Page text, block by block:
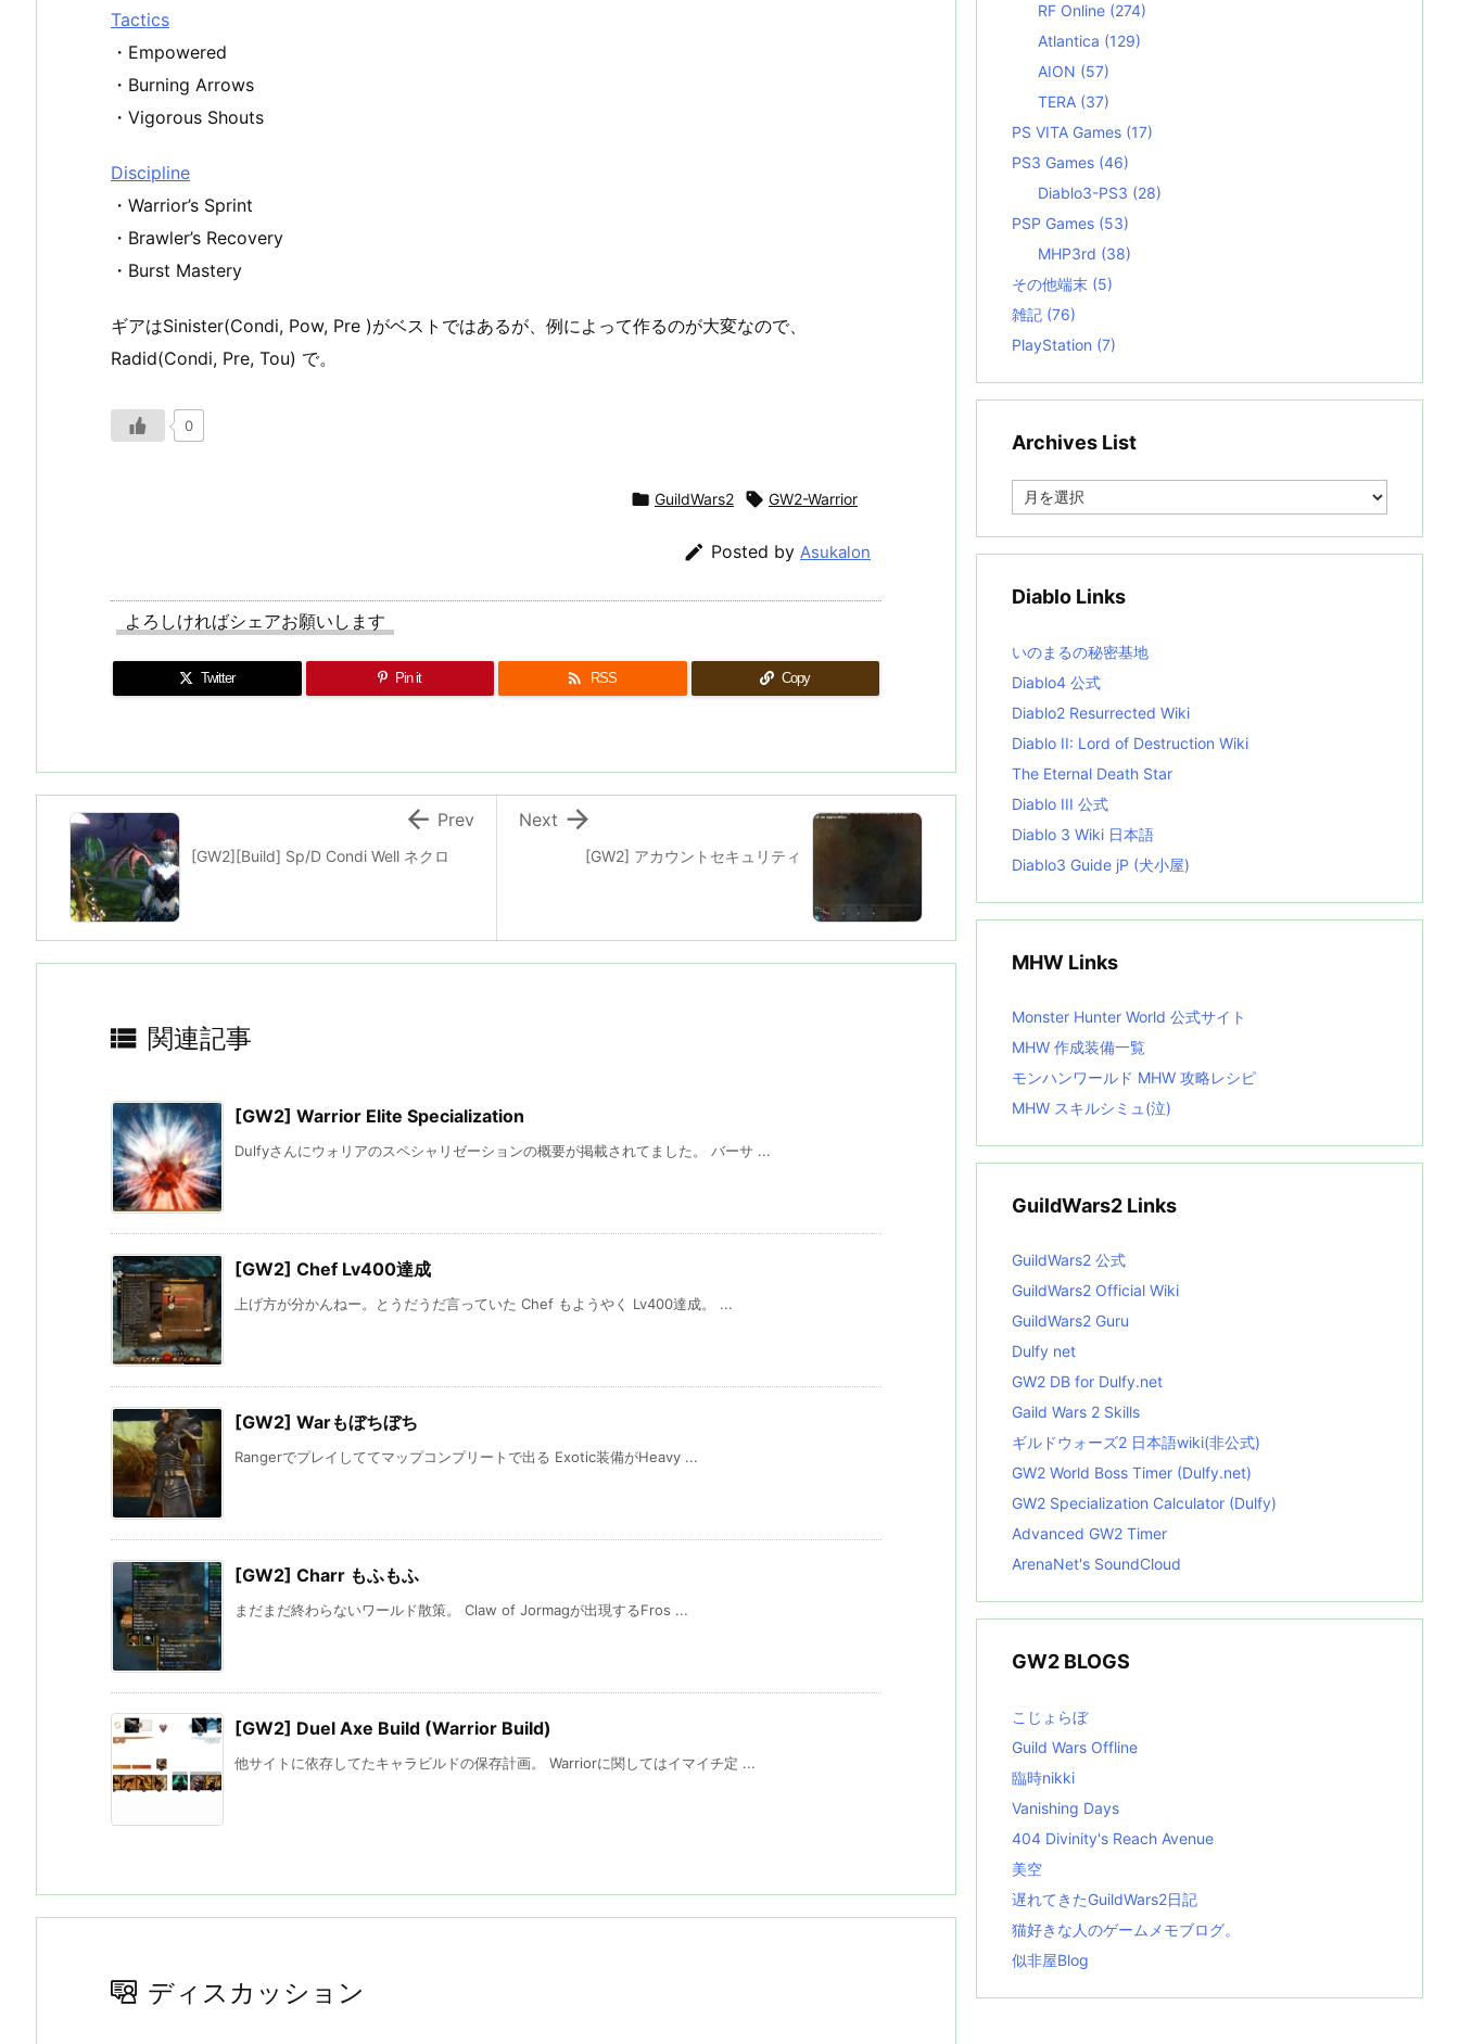
Tactics
・Empowered
・Burning Arrows
・Vigorous Shouts
Discipline
・Warrior’s Sprint
・Brawler’s Recovery
・Burst Mastery
ギアはSinister(Condi, Pow, Pre )がベストではあるが、例によって作るのが大変なので、
Radid(Condi, Pre, Tou) で。
0
 GuildWars2  GW2-Warrior
 Posted by Asukalon
よろしければシェアお願いします
Twitter Pin it  RSS Copy
[GW2] アカウントセキュリティ

Next
[GW2][Build] Sp/D Condi Well ネクロ
 Prev
 関連記事
[GW2] Warrior Elite Specialization
Dulfyさんにウォリアのスペシャリゼーションの概要が掲載されてました。 バーサ ...
[GW2] Chef Lv400達成
上げ方が分かんねー。とうだうだ言っていた Chef もようやく Lv400達成。 ...
[GW2] Warもぼちぼち
Rangerでプレイしててマップコンプリートで出る Exotic装備がHeavy ...
[GW2] Charr もふもふ
まだまだ終わらないワールド散策。 Claw of Jormagが出現するFros ...
[GW2] Duel Axe Build (Warrior Build)
他サイトに依存してたキャラビルドの保存計画。 Warriorに関してはイマイチ定 ...
ディスカッション
RF Online (274)
Atlantica (129)
AION (57)
TERA (37)
PS VITA Games (17)
PS3 Games (46)
Diablo3-PS3 (28)
PSP Games (53)
MHP3rd (38)
その他端末 (5)
雑記 (76)
PlayStation (7)
Archives List
e
i
s
t
Diablo Links
いのまるの秘密基地
Diablo4 公式
Diablo2 Resurrected Wiki
Diablo II: Lord of Destruction Wiki
The Eternal Death Star
Diablo III 公式
Diablo 3 Wiki 日本語
Diablo3 Guide jP (犬小屋)
MHW Links
Monster Hunter World 公式サイト
MHW 作成装備一覧
モンハンワールド MHW 攻略レシピ
MHW スキルシミュ(泣)
GuildWars2 Links
GuildWars2 公式
GuildWars2 Official Wiki
GuildWars2 Guru
Dulfy net
GW2 DB for Dulfy.net
Gaild Wars 2 Skills
ギルドウォーズ2 日本語wiki(非公式)
GW2 World Boss Timer (Dulfy.net)
GW2 Specialization Calculator (Dulfy)
Advanced GW2 Timer
ArenaNet's SoundCloud
GW2 BLOGS
こじょらぼ
Guild Wars Offline
臨時nikki
Vanishing Days
404 Divinity's Reach Avenue
美空
遅れてきたGuildWars2日記
猫好きな人のゲームメモブログ。
似非屋Blog